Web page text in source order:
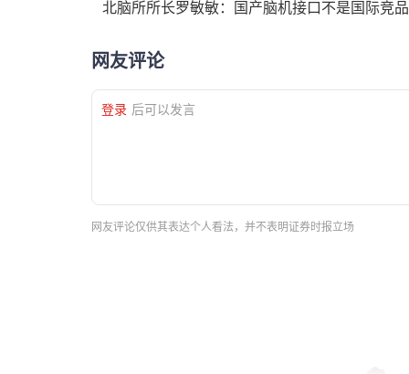
北脑所所长罗敏敏：国产脑机接口不是国际竞
网友评论
登录 后可以发言
网友评论仅供其表达个人看法，并不表明证券时报立场